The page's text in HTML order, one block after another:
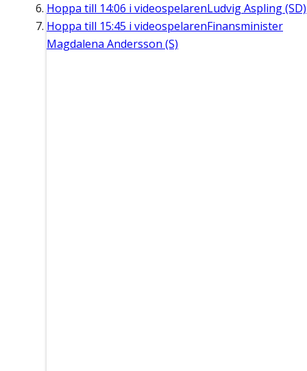
Hoppa till 14:06 i videospelarenLudvig Aspling (SD)
Hoppa till 15:45 i videospelarenFinansminister
Magdalena Andersson (S)